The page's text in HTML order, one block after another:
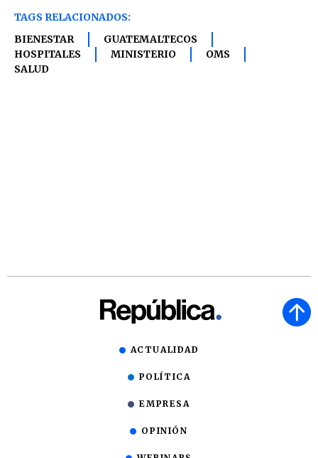
TAGS RELACIONADOS:
BIENESTAR
GUATEMALTECOS
HOSPITALES
MINISTERIO
OMS
SALUD
ACTUALIDAD
POLÍTICA
EMPRESA
OPINIÓN